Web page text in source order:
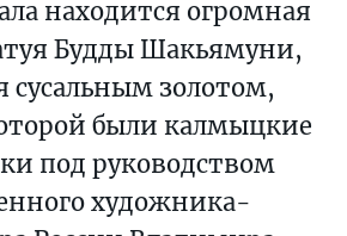
находится огромная
Будды Шакьямуни,
сусальным золотом,
были калмыцкие
под руководством
художника-